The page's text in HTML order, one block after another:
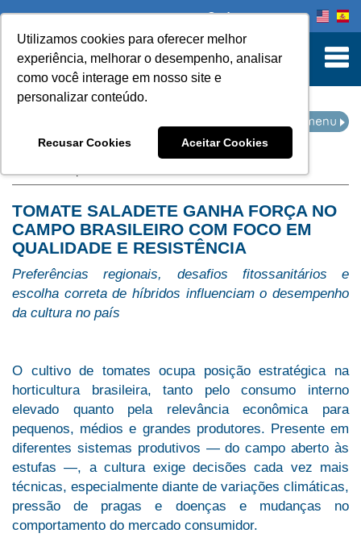
Utilizamos cookies para oferecer melhor
experiência, melhorar o desempenho, analisar
como você interage em nosso site e
personalizar conteúdo.
Recusar Cookies Aceitar Cookies
to Content
Onde comprar
TOMATE SALADETE GANHA FORÇA NO
CAMPO BRASILEIRO COM FOCO EM
QUALIDADE E RESISTÊNCIA
Preferências regionais, desafios fitossanitários e
escolha correta de híbridos influenciam o desempenho
da cultura no país
O cultivo de tomates ocupa posição estratégica na
horticultura brasileira, tanto pelo consumo interno
elevado quanto pela relevância econômica para
pequenos, médios e grandes produtores. Presente em
diferentes sistemas produtivos — do campo aberto às
estufas —, a cultura exige decisões cada vez mais
técnicas, especialmente diante de variações climáticas,
pressão de pragas e doenças e mudanças no
comportamento do mercado consumidor.